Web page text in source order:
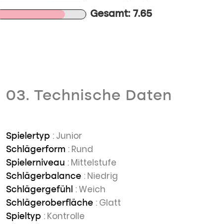
Gesamt: 7.65
03. Technische Daten
Spielertyp : Junior
Schlägerform : Rund
Spielerniveau : Mittelstufe
Schlägerbalance : Niedrig
Schlägergefühl : Weich
Schlägeroberfläche : Glatt
Spieltyp : Kontrolle